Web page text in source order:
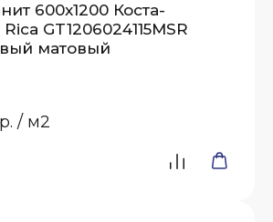
600x1200 Коста-
GT1206024115MSR
матовый
р. / м2